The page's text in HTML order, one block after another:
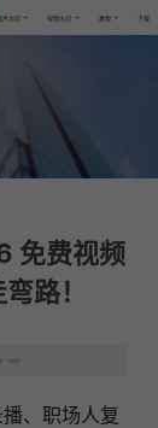
片水印 视频水印 教程 下载
免费视频
路！
：756次
、职场人复